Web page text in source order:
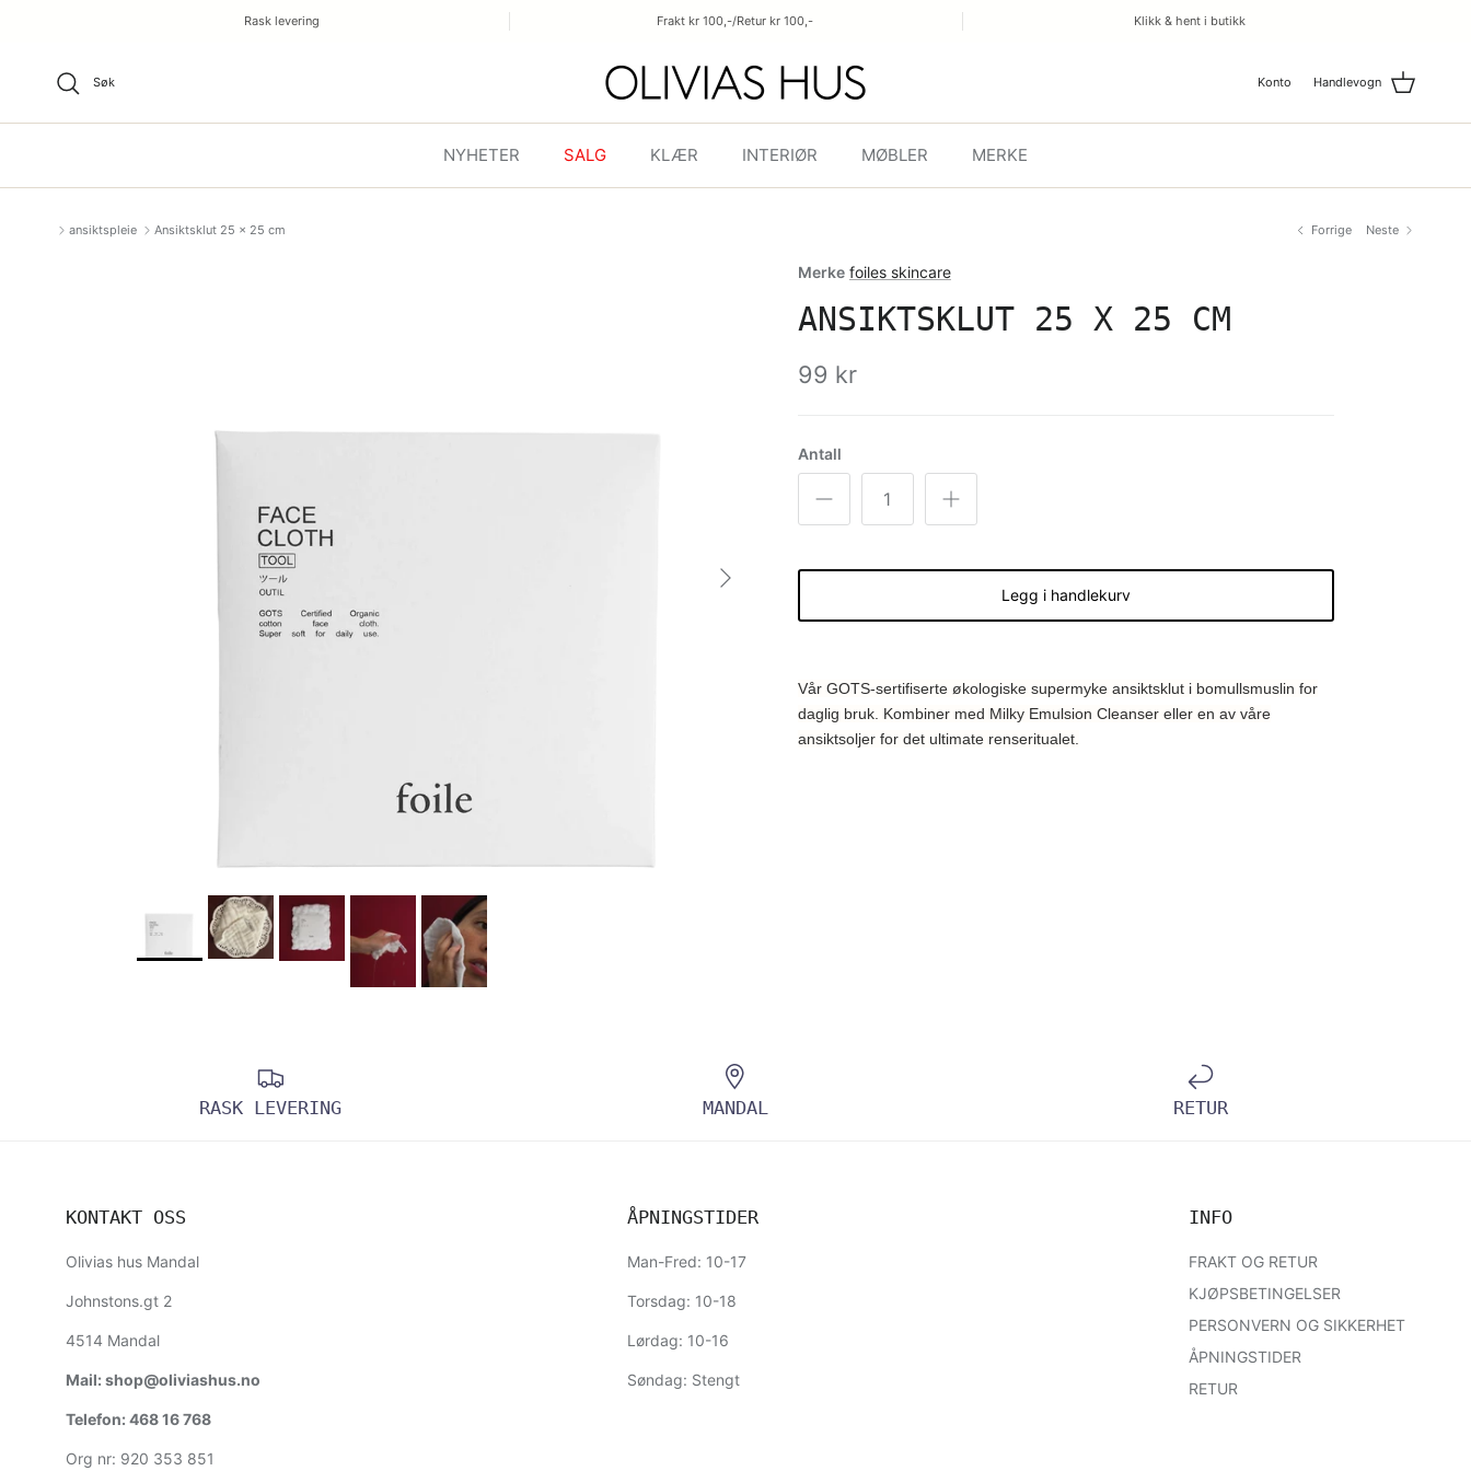
Rask levering Frakt kr 100,-/Retur kr 100,- Klikk & hent i butikk
Søk Konto Handlevogn
NYHETER SALG KLÆR INTERIØR MØBLER MERKE
ansiktspleie Ansiktsklut 25 x 25 cm Forrige Neste
Neste
Merke foiles skincare
ANSIKTSKLUT 25 X 25 CM
99 kr
Antall
Legg i handlekurv
Vår GOTS-sertifiserte økologiske supermyke ansiktsklut i bomullsmuslin for
daglig bruk. Kombiner med Milky Emulsion Cleanser eller en av våre
ansiktsoljer for det ultimate renseritualet.
RASK LEVERING MANDAL RETUR
KONTAKT OSS
Olivias hus Mandal
Johnstons.gt 2
4514 Mandal
Mail: shop@oliviashus.no
Telefon: 468 16 768
Org nr: 920 353 851
ÅPNINGSTIDER
Man-Fred: 10-17
Torsdag: 10-18
Lørdag: 10-16
Søndag: Stengt
INFO
FRAKT OG RETUR
KJØPSBETINGELSER
PERSONVERN OG SIKKERHET
ÅPNINGSTIDER
RETUR